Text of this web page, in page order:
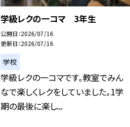
学級レクの一コマ 3年生
公開日 2026/07/16
更新日 2026/07/16
学校
学級レクの一コマです。教室でみん
なで楽しくレクをしていました。1学
期の最後に楽し...